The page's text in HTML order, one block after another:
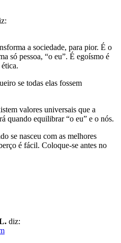
a sociedade, para pior. É o
só pessoa, “o eu”. É egoísmo é
se todas elas fossem
valores universais que a
quando equilibrar “o eu” e o nós.
se nasceu com as melhores
é fácil. Coloque-se antes no
diz: